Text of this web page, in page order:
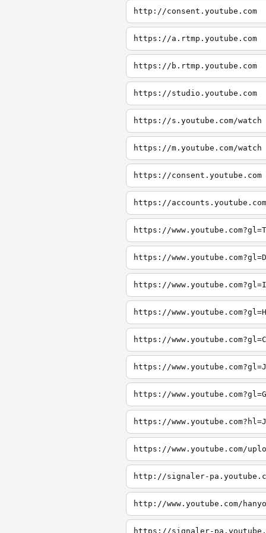
http://consent.youtube.com
https://a.rtmp.youtube.com
https://b.rtmp.youtube.com
https://studio.youtube.com
https://s.youtube.com/watch
https://m.youtube.com/watch
https://consent.youtube.com
https://accounts.youtube.com
https://
https://
https://
https://
https://
https://
https://
https://
https://www.youtube.com/
http://signaler-
http://www.youtube.com/
https://signaler-